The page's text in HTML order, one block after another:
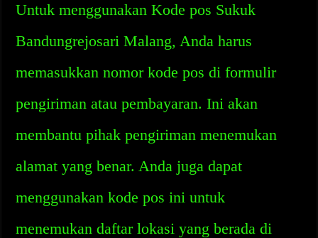
Untuk menggunakan Kode pos Sukuk
Bandungrejosari Malang, Anda harus
memasukkan nomor kode pos di formulir
pengiriman atau pembayaran. Ini akan
membantu pihak pengiriman menemukan
alamat yang benar. Anda juga dapat
menggunakan kode pos ini untuk
menemukan daftar lokasi yang berada di